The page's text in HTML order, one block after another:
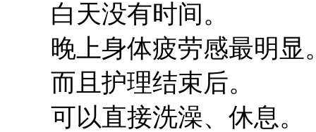
白天没有时间。
晚上身体疲劳感最明显
而且护理结束后。
可以直接洗澡、休息。